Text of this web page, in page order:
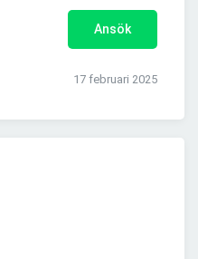
Ansök
17 februari 2025